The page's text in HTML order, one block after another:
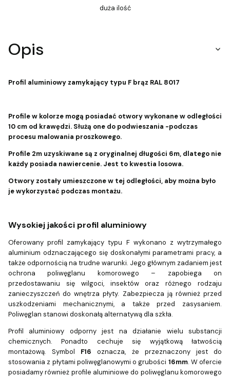
duża ilość
Opis
Profil aluminiowy zamykający typu F brąz RAL 8017
Profile w kolorze mogą posiadać otwory wykonane w odległości
10 cm od krawędzi. Służą one do podwieszania -podczas
procesu malowania proszkowego.
Profile 2m uzyskiwane są z oryginalnej długości 6m, dlatego nie
każdy posiada nawiercenie. Jest to kwestia losowa.
Otwory zostały umieszczone w tej odległości, aby można było
je wykorzystać podczas montażu.
Wysokiej jakości profil aluminiowy
Oferowany profil zamykający typu F wykonano z wytrzymałego
aluminium odznaczającego się doskonałymi parametrami pracy, a
także odpornością na trudne warunki. Jego głównym zadaniem jest
ochrona poliwęglanu komorowego – zapobiega on
przedostawaniu się wilgoci, insektów oraz różnego rodzaju
zanieczyszczeń do wnętrza płyty. Zabezpiecza ją również przed
uszkodzeniami mechanicznymi, a także przed zasysaniem.
Poliwęglan stanowi doskonałą alternatywą dla szkła.
Profil aluminiowy odporny jest na działanie wielu substancji
chemicznych. Ponadto cechuje się wyjątkową łatwością
montażową. Symbol F16 oznacza, że przeznaczony jest do
stosowania z płytami poliwęglanowymi o grubości 16mm. W ofercie
posiadamy również profile aluminiowe do poliwęglanu komorowego